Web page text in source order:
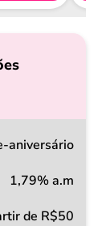
aniversário
1,79% a.m
de R$50